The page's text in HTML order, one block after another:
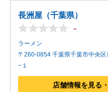
長洲屋（千葉県）
-
ラーメン
〒260-0854 千葉県千葉市中央区
−１
店舗情報を見る